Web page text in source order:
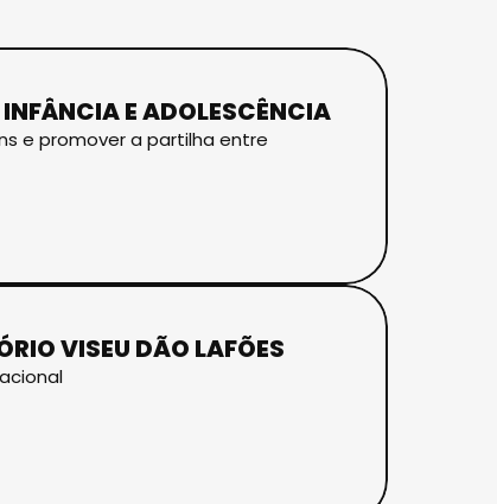
E ADOLESCÊNCIA
e promover a partilha entre
VISEU DÃO LAFÕES